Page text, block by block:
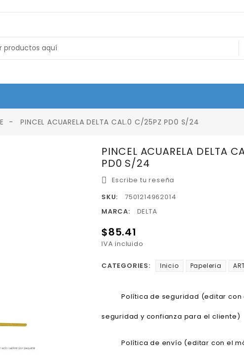
PINCEL ACUARELA DELTA CAL.0 C/25PZ PD0 S/24
PINCEL ACUARELA DELTA
PD0 S/24
Escribe tu reseña
SKU:
7501214962014
MARCA:
DELTA
$85.41
IVA incluido
CATEGORIES: Inicio Papeleria
Política de seguridad (editar
seguridad y confianza para el cliente)
Política de envío (editar con el